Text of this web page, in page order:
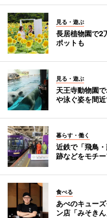
見る・遊ぶ
長居植物園で2
ポットも
見る・遊ぶ
天王寺動物園
や泳ぐ姿を間
暮らす・働く
近鉄で「飛鳥
跡などをモチ
食べる
あべのキュー
ン店「みそき